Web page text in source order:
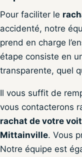
Pour faciliter le
accidenté, notre
prend en charge
étape consiste en
transparente, quel
Il vous suffit de
vous contacterons
rachat de votre
Mittainville. Vous
Notre équipe est